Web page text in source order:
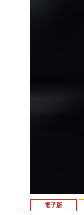
電子版